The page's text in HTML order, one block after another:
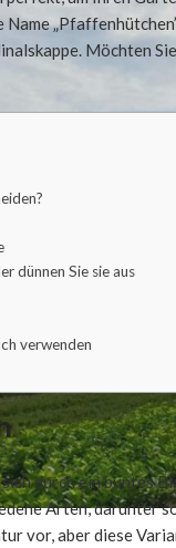
Möchten
dünnen Sie sie aus
verwenden
durch ein buntes
Arten, darunter
vor, aber diese